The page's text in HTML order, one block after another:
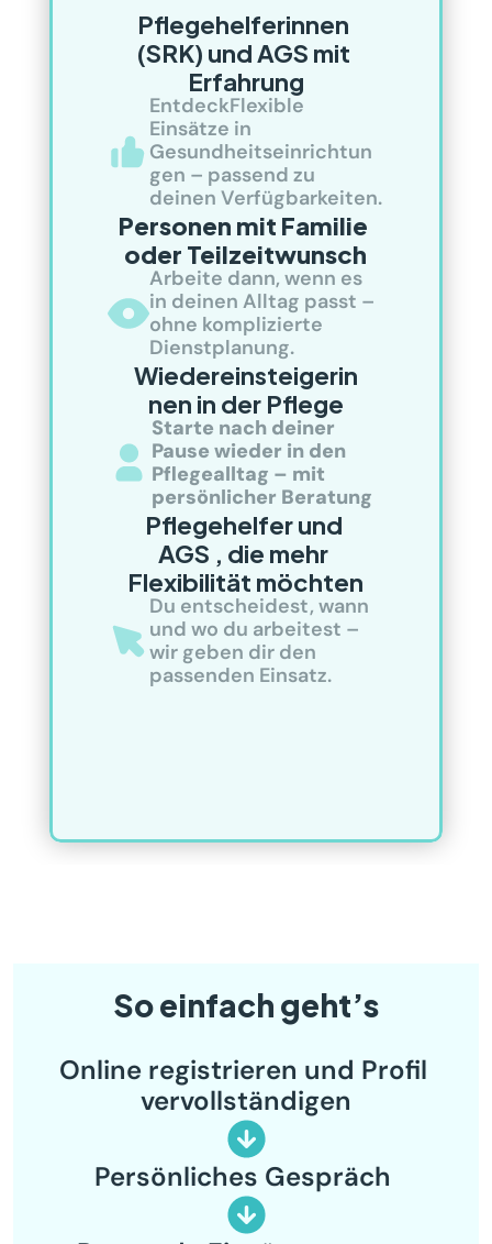
Pflegehelferinnen
(SRK) und AGS mit
Erfahrung
EntdeckFlexible
Einsätze in
Gesundheitseinrichtun
gen – passend zu
deinen Verfügbarkeiten.
Personen mit Familie
oder Teilzeitwunsch
Arbeite dann, wenn es
in deinen Alltag passt –
ohne komplizierte
Dienstplanung.
Wiedereinsteigerin
nen in der Pflege
Starte nach deiner
Pause wieder in den
Pflegealltag – mit
persönlicher Beratung
Pflegehelfer und
AGS , die mehr
Flexibilität möchten
Du entscheidest, wann
und wo du arbeitest –
wir geben dir den
passenden Einsatz.
So einfach geht’s
Online registrieren und Profil
vervollständigen
Persönliches Gespräch